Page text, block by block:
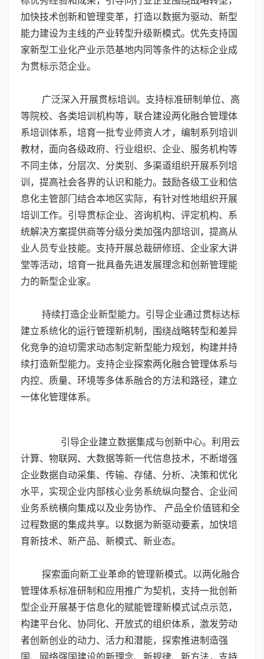
加快技术创新和管理变革，打造以数据为驱动、新型
能力建设为主线的产业转型升级新模式。优先支持国
家新型工业化产业示范基地内同等条件的达标企业成
为贯标示范企业。
广泛深入开展贯标培训。支持标准研制单位、高
等院校、各类培训机构等，联合建设两化融合管理体
系培训体系，培育一批专业师资人才，编制系列培训
教材，面向各级政府、行业组织、企业、服务机构等
不同主体，分层次、分类别、多渠道组织开展系列培
训，提高社会各界的认识和能力。鼓励各级工业和信
息化主管部门结合本地区实际，有针对性地组织开展
培训工作。引导贯标企业、咨询机构、评定机构、系
统解决方案提供商等分级分类加强内部培训，提高从
业人员专业技能。支持开展总裁研修班、企业家大讲
堂等活动，培育一批具备先进发展理念和创新管理能
力的新型企业家。
持续打造企业新型能力。引导企业通过贯标达标
建立系统化的运行管理新机制，围绕战略转型和差异
化竞争的迫切需求动态制定新型能力规划，构建并持
续打造新型能力。支持企业探索两化融合管理体系与
内控、质量、环境等多体系融合的方法和路径，建立
一体化管理体系。
引导企业建立数据集成与创新中心。利用云
计算、物联网、大数据等新一代信息技术，不断增强
企业数据自动采集、传输、存储、分析、决策和优化
水平，实现企业内部核心业务系统纵向整合、企业间
业务系统横向集成以及业务协作、 产品全价值链和全
过程数据的集成共享。以数据为新驱动要素，加快培
育新技术、新产品、新模式、新业态。
探索面向新工业革命的管理新模式。以两化融合
管理体系标准研制和应用推广为契机，支持一批创新
型企业开展基于信息化的赋能管理新模式试点示范，
构建平台化、协同化、开放式的组织体系，激发劳动
者创新创业的动力、活力和潜能，探索推进制造强